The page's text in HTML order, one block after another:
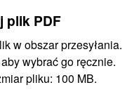
plik PDF
w obszar przesyłania.
wybrać go ręcznie.
pliku: 100 MB.